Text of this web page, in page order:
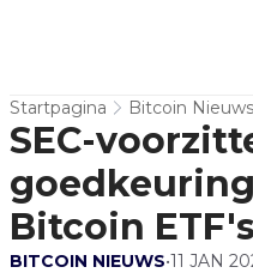
Startpagina Bitcoin Nieuws
SEC-
Bitcoin ETF's
BITCOIN NIEUWS•11 JAN